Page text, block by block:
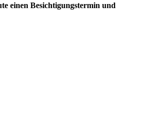
einen Besichtigungstermin und